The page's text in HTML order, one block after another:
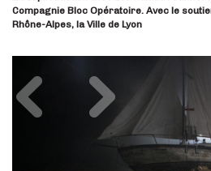
Compagnie Bloc Opératoire. Avec le
Rhône-Alpes, la Ville de Lyon